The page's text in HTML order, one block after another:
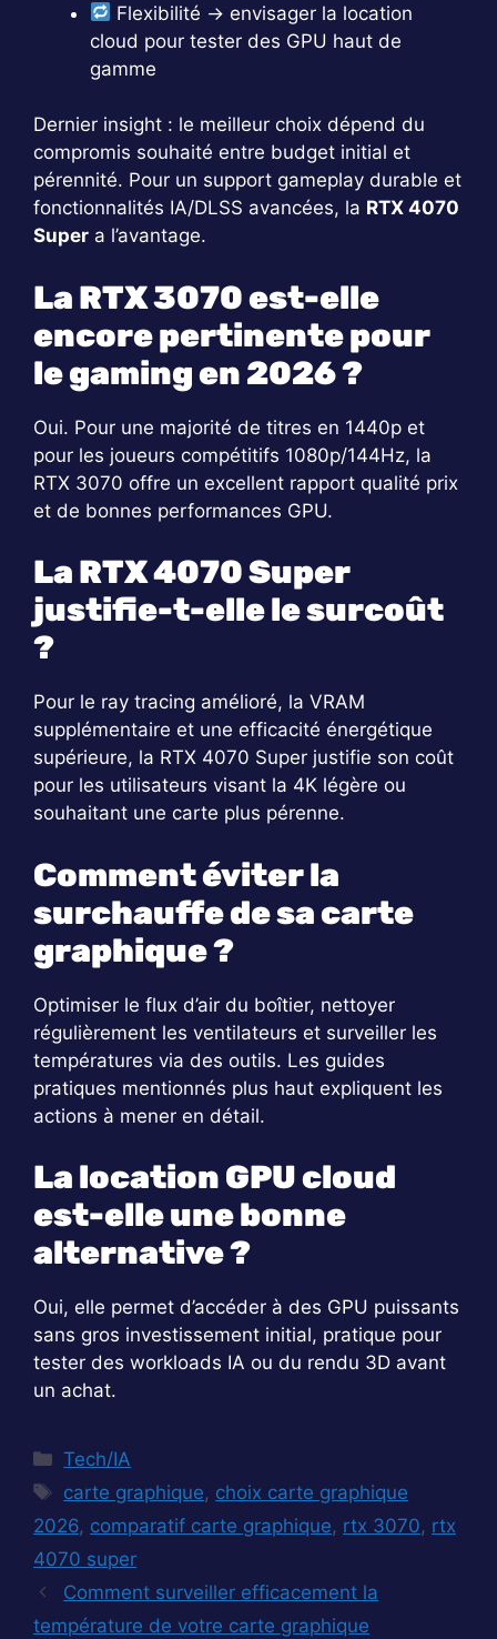
Flexibilité → envisager la location
cloud pour tester des GPU haut de
gamme
Dernier insight : le meilleur choix dépend du
compromis souhaité entre budget initial et
pérennité. Pour un support gameplay durable et
fonctionnalités IA/DLSS avancées, la RTX 4070
Super a l’avantage.
La RTX 3070 est-elle
encore pertinente pour
le gaming en 2026 ?
Oui. Pour une majorité de titres en 1440p et
pour les joueurs compétitifs 1080p/144Hz, la
RTX 3070 offre un excellent rapport qualité prix
et de bonnes performances GPU.
La RTX 4070 Super
justifie-t-elle le surcoût
?
Pour le ray tracing amélioré, la VRAM
supplémentaire et une efficacité énergétique
supérieure, la RTX 4070 Super justifie son coût
pour les utilisateurs visant la 4K légère ou
souhaitant une carte plus pérenne.
Comment éviter la
surchauffe de sa carte
graphique ?
Optimiser le flux d’air du boîtier, nettoyer
régulièrement les ventilateurs et surveiller les
températures via des outils. Les guides
pratiques mentionnés plus haut expliquent les
actions à mener en détail.
La location GPU cloud
est-elle une bonne
alternative ?
Oui, elle permet d’accéder à des GPU puissants
sans gros investissement initial, pratique pour
tester des workloads IA ou du rendu 3D avant
un achat.
Catégories
Tech/IA
Étiquettes
carte graphique, choix carte graphique
2026, comparatif carte graphique, rtx 3070, rtx
4070 super
Comment surveiller efficacement la
température de votre carte graphique